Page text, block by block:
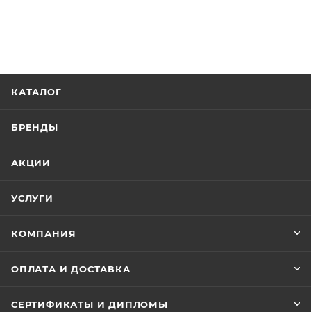
КАТАЛОГ
БРЕНДЫ
АКЦИИ
УСЛУГИ
КОМПАНИЯ
ОПЛАТА И ДОСТАВКА
СЕРТИФИКАТЫ И ДИПЛОМЫ